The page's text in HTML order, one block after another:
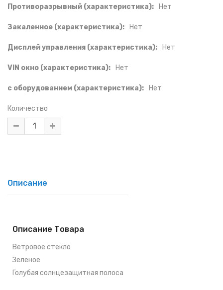
Противоразрывный (характеристика): Нет
Закаленное (характеристика): Нет
Дисплей управления (характеристика): Нет
VIN окно (характеристика): Нет
с оборудованием (характеристика): Нет
Количество
Описание
Описание Товара
Ветровое стекло
Зеленое
Голубая солнцезащитная полоса